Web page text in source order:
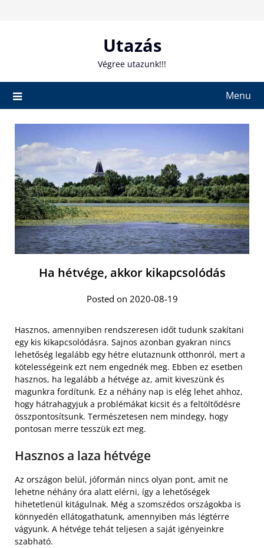
Utazás
Végree utazunk!!!
Menu
Ha hétvége, akkor kikapcsolódás
Posted on 2020-08-19
Hasznos, amennyiben rendszeresen időt tudunk szakítani
egy kis kikapcsolódásra. Sajnos azonban gyakran nincs
lehetőség legalább egy hétre elutaznunk otthonról, mert a
kötelességeink ezt nem engednék meg. Ebben ez esetben
hasznos, ha legalább a hétvége az, amit kiveszünk és
magunkra fordítunk. Ez a néhány nap is elég lehet ahhoz,
hogy hátrahagyjuk a problémákat kicsit és a feltöltődésre
összpontosítsunk. Természetesen nem mindegy, hogy
pontosan merre tesszük ezt meg.
Hasznos a laza hétvége
Az országon belül, jóformán nincs olyan pont, amit ne
lehetne néhány óra alatt elérni, így a lehetőségek
hihetetlenül kitágulnak. Még a szomszédos országokba is
könnyedén ellátogathatunk, amennyiben más légtérre
vágyunk. A hétvége tehát teljesen a saját igényeinkre
szabható.